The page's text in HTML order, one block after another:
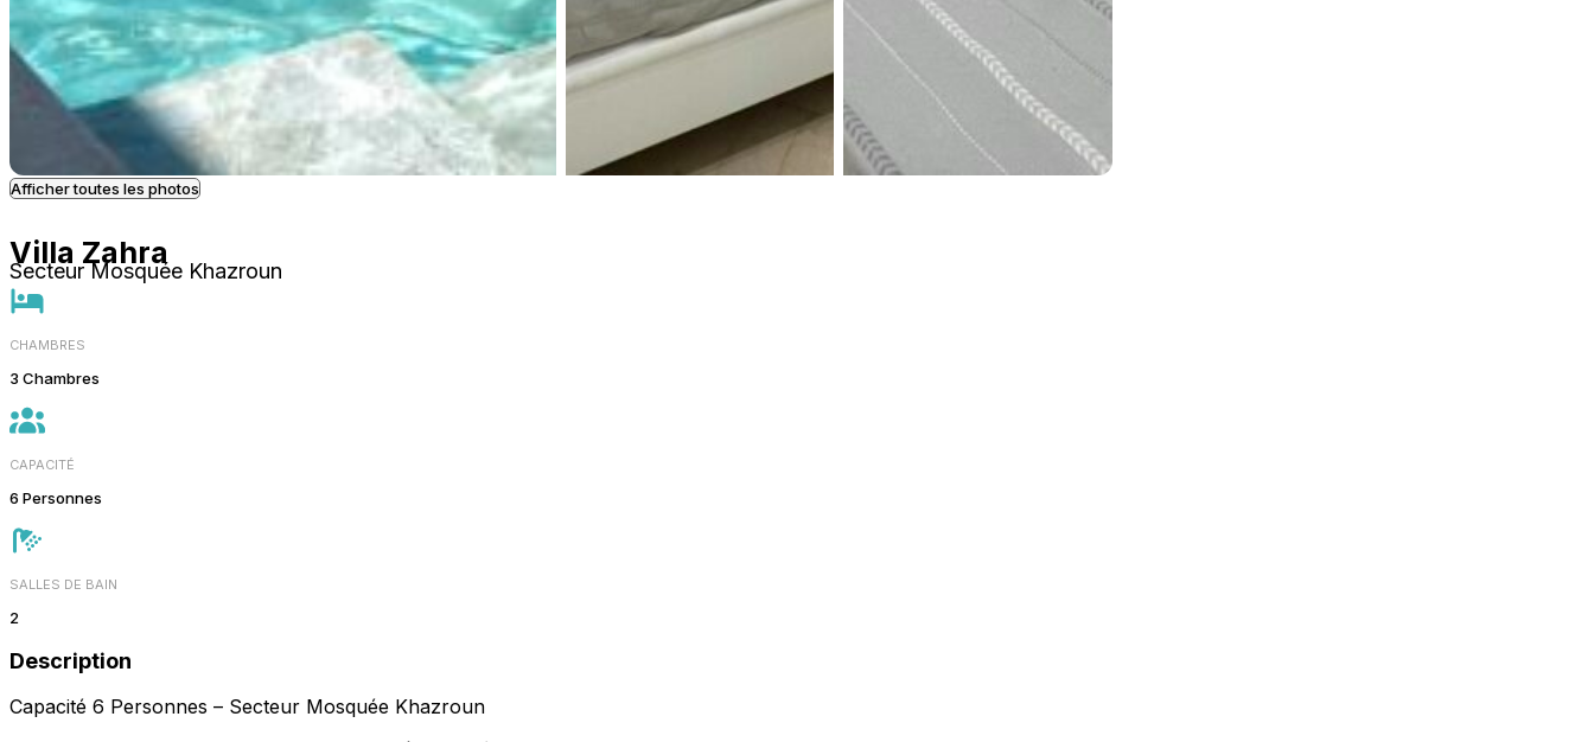
Afficher toutes les photos
Villa Zahra
Secteur Mosquée Khazroun
CHAMBRES
3 Chambres
CAPACITÉ
6 Personnes
SALLES DE BAIN
2
Description
Capacité 6 Personnes – Secteur Mosquée Khazroun